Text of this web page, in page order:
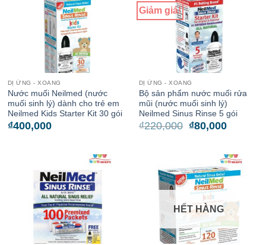
DỊ ỨNG - XOANG
Nước muối Neilmed (nước
muối sinh lý) dành cho trẻ em
Neilmed Kids Starter Kit 30 gói
₫400,000
Giảm giá!
DỊ ỨNG - XOANG
Bộ sản phẩm nước muối rửa
mũi (nước muối sinh lý)
Neilmed Sinus Rinse 5 gói
₫220,000 Giá
₫220,000.
₫80,000Giá
là:
HẾT HÀNG